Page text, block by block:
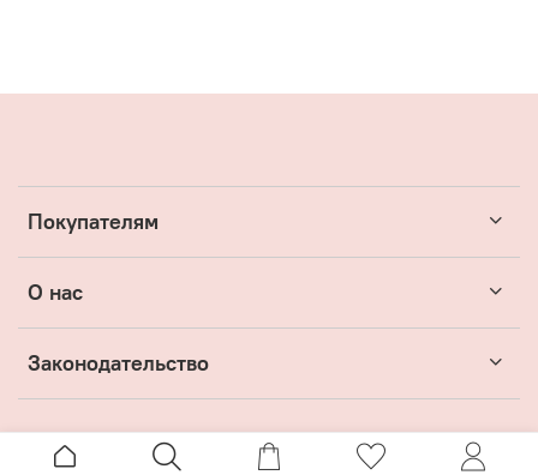
Покупателям
О нас
Законодательство
© 2022 ИП Чебанова Юлия Александровна ОГРН
322220200046260 ИНН 222305366354 г. Москва, Дмитровское